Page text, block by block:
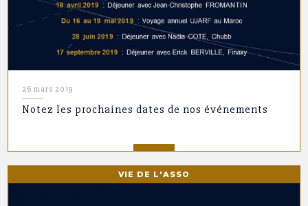
26 mars 2019
Notez les prochaines dates de nos événements
VIE DE L'ASSO